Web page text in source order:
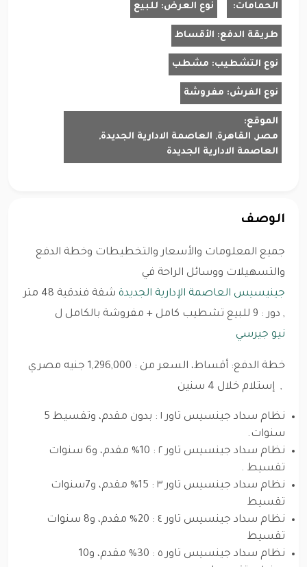
الحمامات: نوع العرض: للبيع
طريقة الدفع: الأقساط
نوع التشطيب: مشطب
نوع الفرش: مفروشة
الموقع:
مصر, القاهرة, العاصمة الادارية الجديدة,
العاصمة الادارية الجديدة
الوصف
جميع المعلومات والأسعار والتخطيطات وخطة الدفع
والتسهيلات ووسائل الراحة في
جينيسيس العاصمة الإدارية الجديدة
شقة فندقية 48 متر
, دور : 9 للبيع تشطيب كامل + مفروشة بالكامل ل
نيو جيرسي
خطة الدفع: أقساط، السعر من : 1,296,000 جنيه مصري
, إستلام خلال 4 سنين
نظام سداد جينسيس تاور ١ : بدون مقدم، وتقسيط 5
سنوات.
نظام سداد جينسيس تاور ٢ : 10% مقدم، و6 سنوات
تقسيط .
نظام سداد جينسيس تاور ٣ : 15% مقدم، و7سنوات
تقسيط
نظام سداد جينسيس تاور ٤ : 20% مقدم، و8 سنوات
تقسيط
نظام سداد جينسيس تاور ٥ : 30% مقدم، و10